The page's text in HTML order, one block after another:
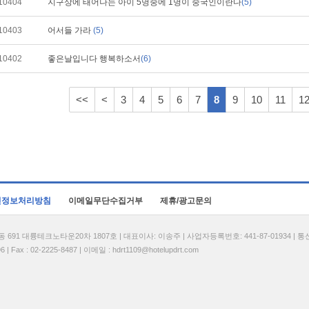
지구상에 태어나는 아이 5명중에 1명이 중국인이란다(5)
어서들 가라 (5)
좋은날입니다 행복하소서(6)
<< < 3 4 5 6 7 8 9 10 11 12
보처리방침 이메일무단수집거부 제휴/광고문의
691 대륭테크노타운20차 1807호 | 대표이사: 이송주 | 사업자등록번호: 441-87-01934 | 통
| Fax : 02-2225-8487 | 이메일 : hdrt1109@hotelupdrt.com